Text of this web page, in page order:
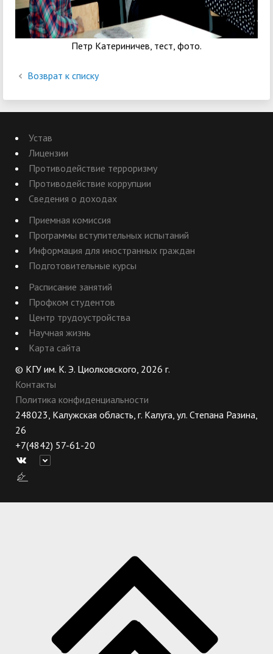
Петр Катериничев, тест, фото.
Возврат к списку
Устав
Лицензии
Противодействие терроризму
Противодействие коррупции
Сведения о доходах
Приемная комиссия
Программы вступительных испытаний
Информация для иностранных граждан
Подготовительные курсы
Расписание занятий
Профком студентов
Центр трудоустройства
Научная жизнь
Карта сайта
© КГУ им. К. Э. Циолковского, 2026 г.
Контакты
Политика конфиденциальности
248023, Калужская область, г. Калуга, ул. Степана Разина,
26
+7(4842) 57-61-20